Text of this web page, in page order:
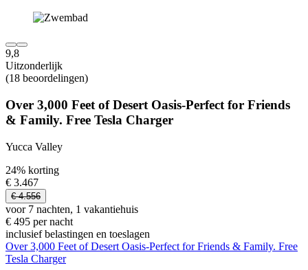
9,8
Uitzonderlijk
(18 beoordelingen)
Over 3,000 Feet of Desert Oasis-Perfect for Friends
& Family. Free Tesla Charger
Yucca Valley
24% korting
€ 3.467
€ 4.556
voor 7 nachten, 1 vakantiehuis
€ 495 per nacht
inclusief belastingen en toeslagen
Over 3,000 Feet of Desert Oasis-Perfect for Friends & Family. Free
Tesla Charger